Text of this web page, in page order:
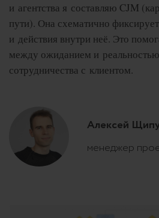
и агентства я составляю CJM
пути). Она схематично
и действия внутри неё. Это
между ожиданием и
сотрудничества с клиентом.
Алексей
менеджер